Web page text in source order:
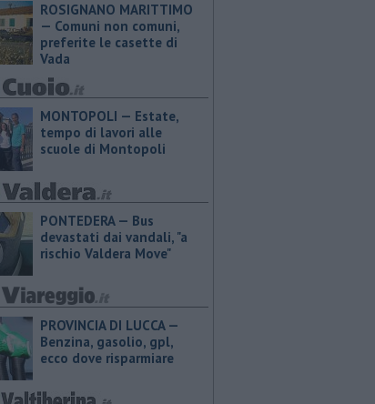
ROSIGNANO MARITTIMO
— Comuni non comuni,
preferite le casette di
Vada
MONTOPOLI — Estate,
tempo di lavori alle
scuole di Montopoli
PONTEDERA — Bus
devastati dai vandali, "a
rischio Valdera Move"
PROVINCIA DI LUCCA — ​
Benzina, gasolio, gpl,
ecco dove risparmiare